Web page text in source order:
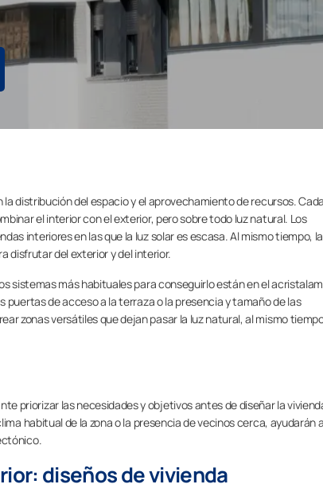
distribución del espacio y el aprovechamiento de recursos.
el interior con el exterior, pero sobre todo luz natural. Los
interiores en las que la luz solar es escasa. Al mismo tiempo,
disfrutar del exterior y del interior.
sistemas más habituales para conseguirlo están en el
de acceso a la terraza o la presencia y tamaño de las
zonas versátiles que dejan pasar la luz natural, al mismo
priorizar las necesidades y objetivos antes de diseñar la
habitual de la zona o la presencia de vecinos cerca, ayudarán a
diseños de vivienda